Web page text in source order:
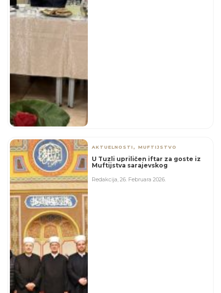
AKTUELNOSTI ,MUFTIJSTVO
U Tuzli upriličen iftar za goste iz
Muftijstva sarajevskog
Redakcija ,26. Februara 2026.